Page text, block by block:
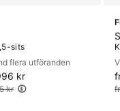
sits
flera utföranden
kr
pris:
kr